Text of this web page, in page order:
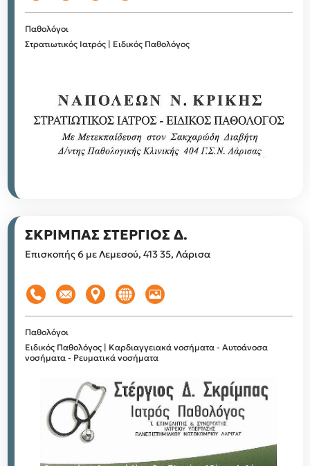
Παθολόγοι
Στρατιωτικός Ιατρός | Ειδικός Παθολόγος
ΣΚΡΙΜΠΑΣ ΣΤΕΡΓΙΟΣ Δ.
Επισκοπής 6 με Λεμεσού, 413 35, Λάρισα
Παθολόγοι
Ειδικός Παθολόγος | Καρδιαγγειακά νοσήματα - Αυτοάνοσα
νοσήματα - Ρευματικά νοσήματα